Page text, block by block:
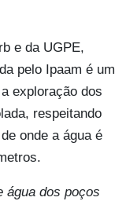
e da UGPE,
pelo Ipaam é um
exploração dos
respeitando
onde a água é
água dos poços